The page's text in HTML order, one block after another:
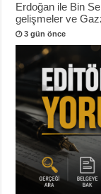
Erdoğan ile Bin
gelişmeler ve
3 gün önce